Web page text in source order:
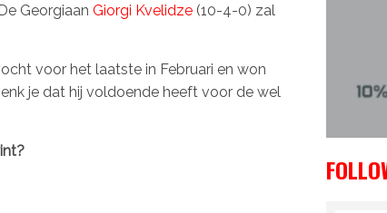
Georgiaan Giorgi Kvelidze (10-4-0) zal
voor het laatste in Februari en won
je dat hij voldoende heeft voor de wel